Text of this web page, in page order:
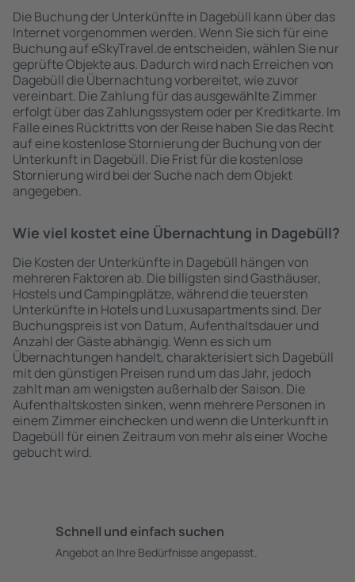
Die Buchung der Unterkünfte in Dagebüll kann über das
Internet vorgenommen werden. Wenn Sie sich für eine
Buchung auf eSkyTravel.de entscheiden, wählen Sie nur
geprüfte Objekte aus. Dadurch wird nach Erreichen von
Dagebüll die Übernachtung vorbereitet, wie zuvor
vereinbart. Die Zahlung für das ausgewählte Zimmer
erfolgt über das Zahlungssystem oder per Kreditkarte. Im
Falle eines Rücktritts von der Reise haben Sie das Recht
auf eine kostenlose Stornierung der Buchung von der
Unterkunft in Dagebüll. Die Frist für die kostenlose
Stornierung wird bei der Suche nach dem Objekt
angegeben.
Wie viel kostet eine Übernachtung in Dagebüll?
Die Kosten der Unterkünfte in Dagebüll hängen von
mehreren Faktoren ab. Die billigsten sind Gasthäuser,
Hostels und Campingplätze, während die teuersten
Unterkünfte in Hotels und Luxusapartments sind. Der
Buchungspreis ist von Datum, Aufenthaltsdauer und
Anzahl der Gäste abhängig. Wenn es sich um
Übernachtungen handelt, charakterisiert sich Dagebüll
mit den günstigen Preisen rund um das Jahr, jedoch
zahlt man am wenigsten außerhalb der Saison. Die
Aufenthaltskosten sinken, wenn mehrere Personen in
einem Zimmer einchecken und wenn die Unterkunft in
Dagebüll für einen Zeitraum von mehr als einer Woche
gebucht wird.
Schnell und einfach suchen
Angebot an Ihre Bedürfnisse angepasst.